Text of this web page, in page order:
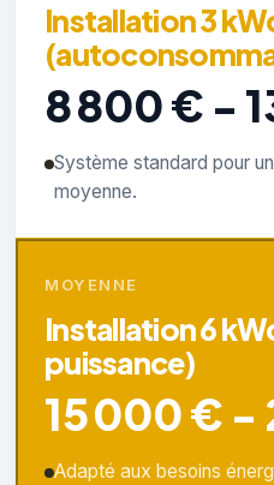
Installation 3
8 800 € -
Système standard pour
moyenne.
MOYENNE
Installation 6
puissance)
15 000 € -
Adapté aux besoins